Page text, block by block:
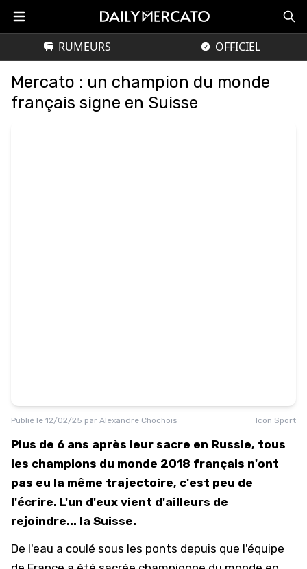
RUMEURS OFFICIEL
Mercato : un champion du monde
français signe en Suisse
Publié le 12/02/25 par Alexandre Chochois Icon Sport
Plus de 6 ans après leur sacre en Russie, tous
les champions du monde 2018 français n'ont
pas eu la même trajectoire, c'est peu de
l'écrire. L'un d'eux vient d'ailleurs de
rejoindre... la Suisse.
De l'eau a coulé sous les ponts depuis que l'équipe